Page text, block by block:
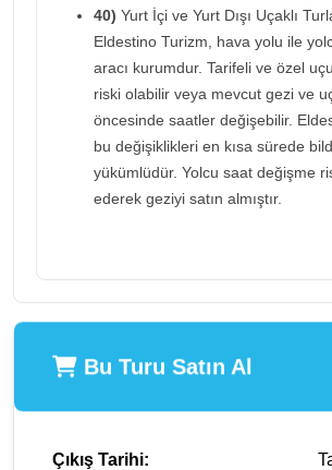
40) Yurt İçi ve Yurt Dışı Uçaklı
Eldestino Turizm, hava yolu ile
aracı kurumdur. Tarifeli ve özel
riski olabilir veya mevcut gezi ve
öncesinde saatler değişebilir.
bu değişiklikleri en kısa sürede
yükümlüdür. Yolcu saat değişme
ederek geziyi satın almıştır.
Bu Turu Satın Al
Çıkış Tarihi: